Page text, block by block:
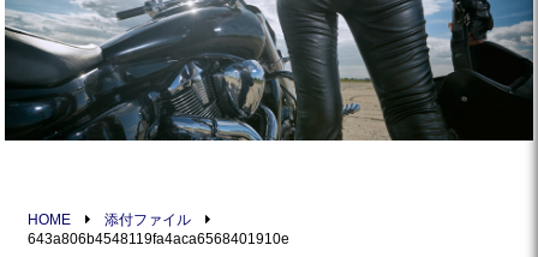
HOME
添付ファイル
643a806b4548119fa4aca6568401910e